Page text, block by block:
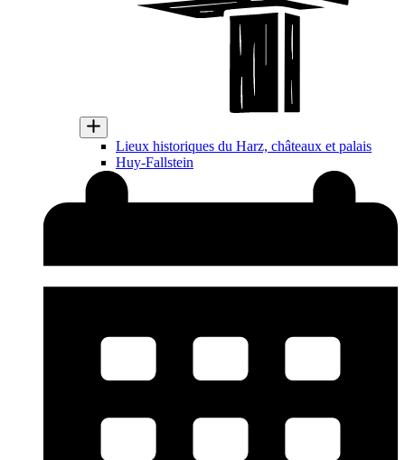
Lieux historiques du Harz, châteaux et palais
Huy-Fallstein